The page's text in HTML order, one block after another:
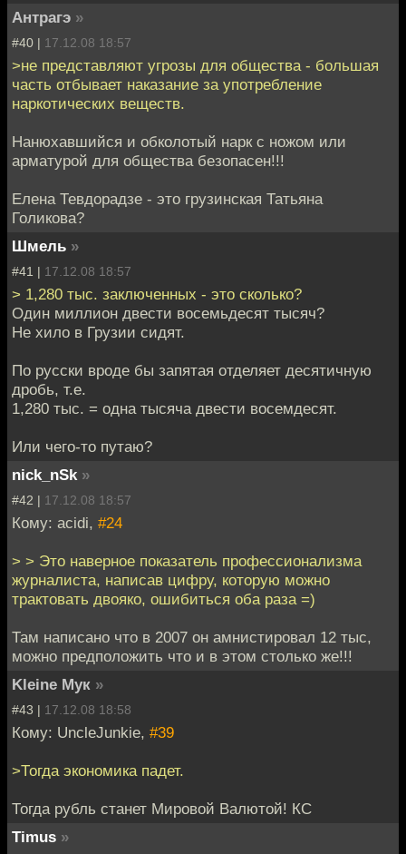
Антрагэ »
#40 | 17.12.08 18:57
>не представляют угрозы для общества - большая
часть отбывает наказание за употребление
наркотических веществ.
Нанюхавшийся и обколотый нарк с ножом или
арматурой для общества безопасен!!!
Елена Тевдорадзе - это грузинская Татьяна
Голикова?
Шмель »
#41 | 17.12.08 18:57
> 1,280 тыс. заключенных - это сколько?
Один миллион двести восемьдесят тысяч?
Не хило в Грузии сидят.
По русски вроде бы запятая отделяет десятичную
дробь, т.е.
1,280 тыс. = одна тысяча двести восемдесят.
Или чего-то путаю?
nick_nSk »
#42 | 17.12.08 18:57
Кому: acidi, #24
> > Это наверное показатель профессионализма
журналиста, написав цифру, которую можно
трактовать двояко, ошибиться оба раза =)
Там написано что в 2007 он амнистировал 12 тыс,
можно предположить что и в этом столько же!!!
Kleine Мук »
#43 | 17.12.08 18:58
Кому: UncleJunkie, #39
>Тогда экономика падет.
Тогда рубль станет Мировой Валютой! КС
Timus »